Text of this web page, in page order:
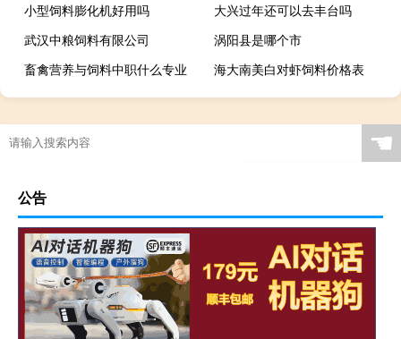
小型饲料膨化机好用吗
大兴过年还可以去丰台吗
武汉中粮饲料有限公司
涡阳县是哪个市
畜禽营养与饲料中职什么专业
海大南美白对虾饲料价格表
☚
公告